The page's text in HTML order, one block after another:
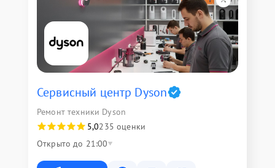
Сервисный центр Dyson
Ремонт техники Dyson
5,0235 оценки
Открыто до 21:00